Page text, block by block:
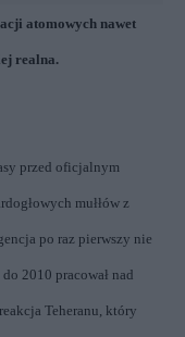
atomowych nawet
realna.
przed oficjalnym
mułłów z
po raz pierwszy nie
2010 pracował nad
Teheranu, który